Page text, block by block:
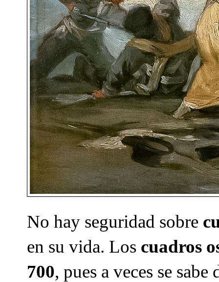
No hay seguridad sobre
en su vida. Los cuadros
700, pues a veces se